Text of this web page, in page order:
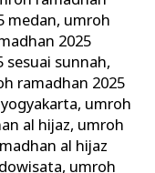
medan, umroh
2025
sesuai sunnah,
ramadhan 2025
, umroh
al hijaz, umroh
al hijaz
, umroh